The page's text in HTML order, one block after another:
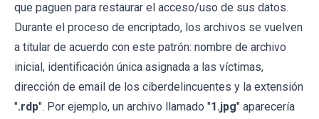
que paguen para restaurar el acceso/uso de sus datos.
Durante el proceso de encriptado, los archivos se vuelven
a titular de acuerdo con este patrón: nombre de archivo
inicial, identificación única asignada a las víctimas,
dirección de email de los ciberdelincuentes y la extensión
".rdp". Por ejemplo, un archivo llamado "1.jpg" aparecería